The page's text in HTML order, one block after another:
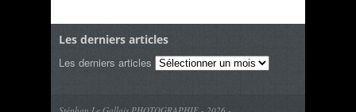
Les derniers articles
Les derniers articles